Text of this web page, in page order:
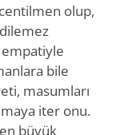
olup,
bile
masumları
iter onu.
büyük